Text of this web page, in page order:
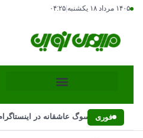
۱۴۰۵ مرداد ۱۸ یکشنبه ۰۴:۲۵
فوری
تجارت سوگ عاشقانه در اینستاگرام